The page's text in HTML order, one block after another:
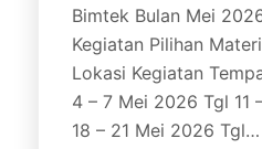
Bimtek Bulan Mei
Kegiatan Pilihan
Lokasi Kegiatan
4 – 7 Mei 2026 Tgl 11
18 – 21 Mei 2026 Tgl…